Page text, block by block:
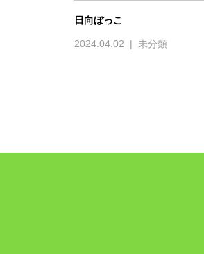
日向ぼっこ
2024.04.02 未分類